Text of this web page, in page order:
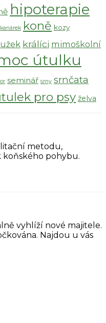
hipoterapie
kanárek koně kozy
králíci mimoškolní
útulku
seminář srny srnčata
pro psy želva
metodu,
koňského pohybu.
vyhlíží nové majitele.
Najdou u vás